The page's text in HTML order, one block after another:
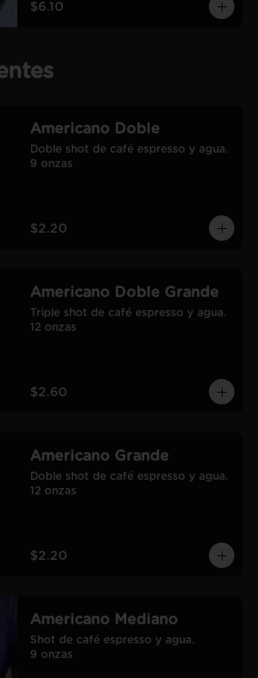
$6.10
Americano Doble
Doble shot de café espresso y agua.
9 onzas
$2.20
Americano Doble Grande
Triple shot de café espresso y agua.
12 onzas
$2.60
Americano Grande
Doble shot de café espresso y agua.
12 onzas
$2.20
Americano Mediano
Shot de café espresso y agua.
9 onzas